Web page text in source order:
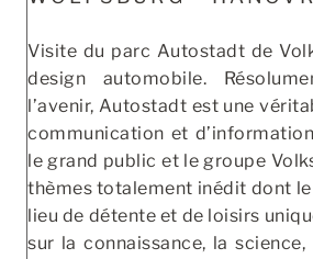
Visite du parc Autostadt de
design automobile.
l’avenir, Autostadt est une
communication et
le grand public et le groupe
thèmes totalement inédit dont
lieu de détente et de loisirs
sur la connaissance, la